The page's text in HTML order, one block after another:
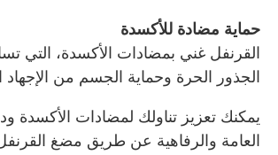
حماية مضادة للأكسدة
القرنفل غني بمضادات الأكسدة، التي
الجذور الحرة وحماية الجسم من الإجهاد
يمكنك تعزيز تناولك لمضادات الأكسدة
العامة والرفاهية عن طريق مضغ